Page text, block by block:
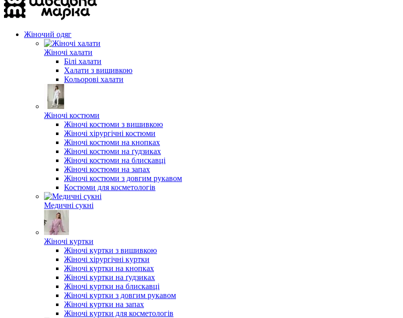
Жіночий одяг
Жіночі халати
Білі халати
Халати з вишивкою
Кольорові халати
Жіночі костюми
Жіночі костюми з вишивкою
Жіночі хірургічні костюми
Жіночі костюми на кнопках
Жіночі костюми на ґудзиках
Жіночі костюми на блискавці
Жіночі костюми на запах
Жіночі костюми з довгим рукавом
Костюми для косметологів
Медичні сукні
Жіночі куртки
Жіночі куртки з вишивкою
Жіночі хірургічні куртки
Жіночі куртки на кнопках
Жіночі куртки на ґудзиках
Жіночі куртки на блискавці
Жіночі куртки з довгим рукавом
Жіночі куртки на запах
Жіночі куртки для косметологів